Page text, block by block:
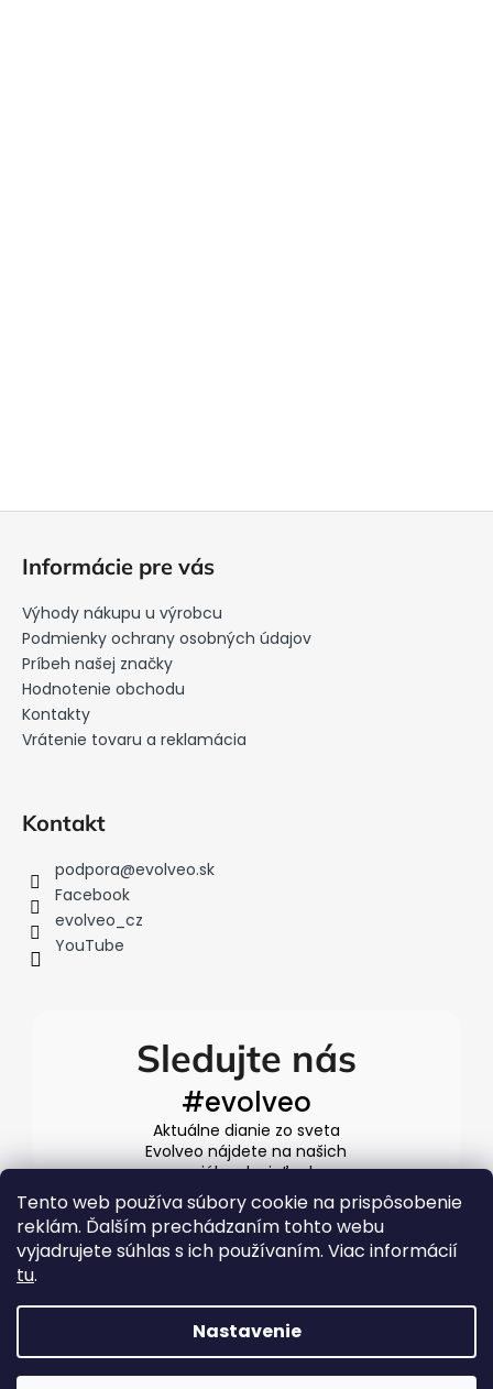
Tento web používa súbory cookie na prispôsobenie
reklám. Ďalším prechádzaním tohto webu
vyjadrujete súhlas s ich používaním. Viac informácií
tu.
Nastavenie
Informácie pre vás
Výhody nákupu u výrobcu
Podmienky ochrany osobných údajov
Príbeh našej značky
Hodnotenie obchodu
Kontakty
Vrátenie tovaru a reklamácia
Kontakt
podpora@evolveo.sk
Facebook
evolveo_cz
YouTube
Sledujte nás
#evolveo
Aktuálne dianie zo sveta
Evolveo nájdete na našich
sociálnych sieťach